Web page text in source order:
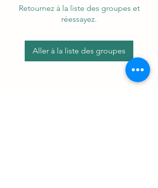
Retournez à la liste des groupes et
réessayez.
Aller à la liste des groupes